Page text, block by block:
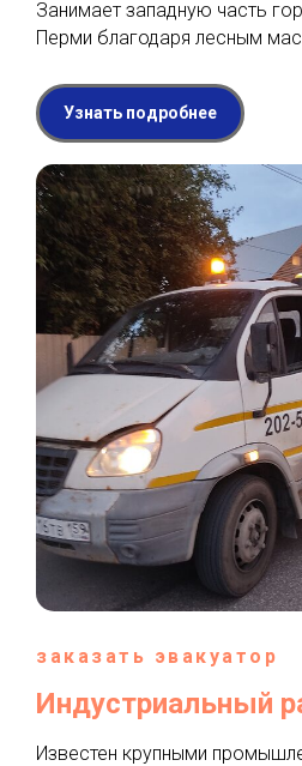
Занимает западную часть
Перми благодаря лесным
Узнать подробнее
заказать эвакуатор
Индустриальный
Известен крупными